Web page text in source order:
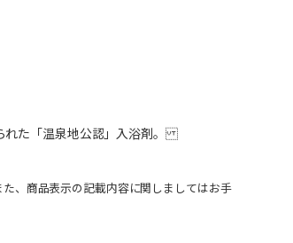
れた「温泉地公認」入浴剤。
、商品表示の記載内容に関しましてはお手